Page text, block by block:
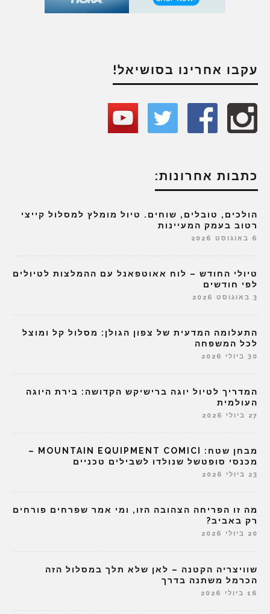
עקבו אחרינו בסושיאל!
כתבות אחרונות:
הולכים, טובלים, שוחים. טיול מומלץ למסלול קייצי
רטוב בעמק המעיינות
6 באוגוסט 2026
טיולי החודש – לוח אאוטפאנל עם ההמלצות לטיולים
לפי חודשים
3 באוגוסט 2026
התעלומה המדעית של צפון הגולן: מסלול קל ומוצל
לכל המשפחה
30 ביולי 2026
המדריך לטיול יוגה ברישיקש הקדושה: בירת היוגה
העולמית
27 ביולי 2026
מבחן שטח: MOUNTAIN EQUIPMENT COMICI –
מכנסי סופטשל שנולדו לשבילים טכניים
23 ביולי 2026
מה זו הפריחה הצהובה הזו, ומי אמר שפרחים פורחים
רק באביב?
20 ביולי 2026
שוויצריה הקטנה – לאן שלא תלך במסלול הזה
הכרמל משתנה בדרך
16 ביולי 2026